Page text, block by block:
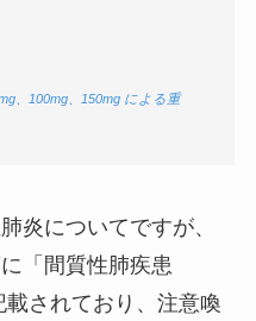
、100mg、150mg による重
炎についてですが、
「間質性肺疾患
載されており、注意喚